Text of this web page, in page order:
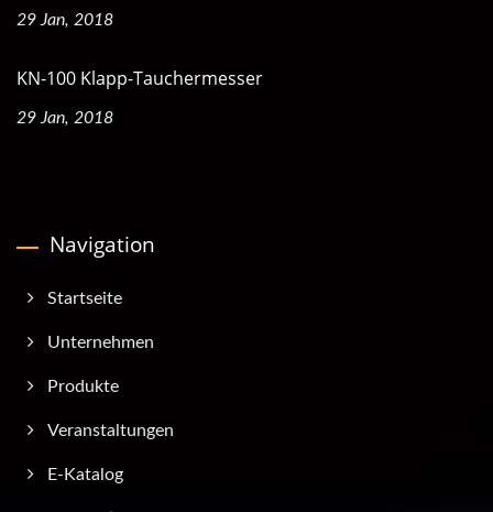
29 Jan, 2018
KN-100 Klapp-Tauchermesser
29 Jan, 2018
Navigation
Startseite
Unternehmen
Produkte
Veranstaltungen
E-Katalog